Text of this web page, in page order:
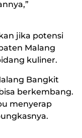
jika potensi
Malang
kuliner.
Bangkit
berkembang.
menyerap